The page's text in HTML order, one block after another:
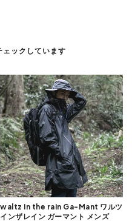
ェックしています
waltz in the rain Ga-Mant ワルツ
インザレイン ガーマント メンズ